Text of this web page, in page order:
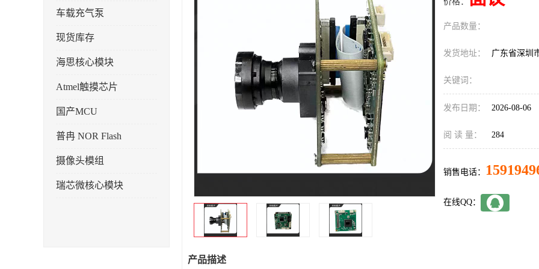
车载充气泵
现货库存
海思核心模块
Atmel触摸芯片
国产MCU
普冉 NOR Flash
摄像头模组
瑞芯微核心模块
产品数量：
发货地址： 广东省深圳
关键词：
发布日期： 2026-08-06
阅 读 量： 284
销售电话：
在线QQ：
产品描述